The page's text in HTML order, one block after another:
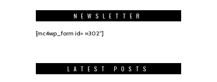
NEWSLETTER
[mc4wp_form id= »302″]
LATEST POSTS